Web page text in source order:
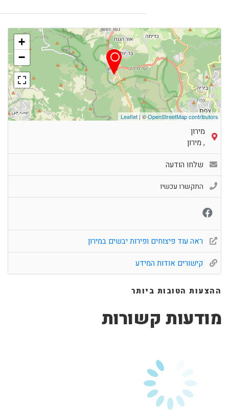
+
−
Leaflet | ©OpenStreetMap contributors
מירון
, מירון
שלחו הודעה
התקשרו עכשיו
ראה עוד פיצוחים ופירות יבשים במירון
קישורים אודות המידע
ההצעות הטובות ביותר
מודעות קשורות